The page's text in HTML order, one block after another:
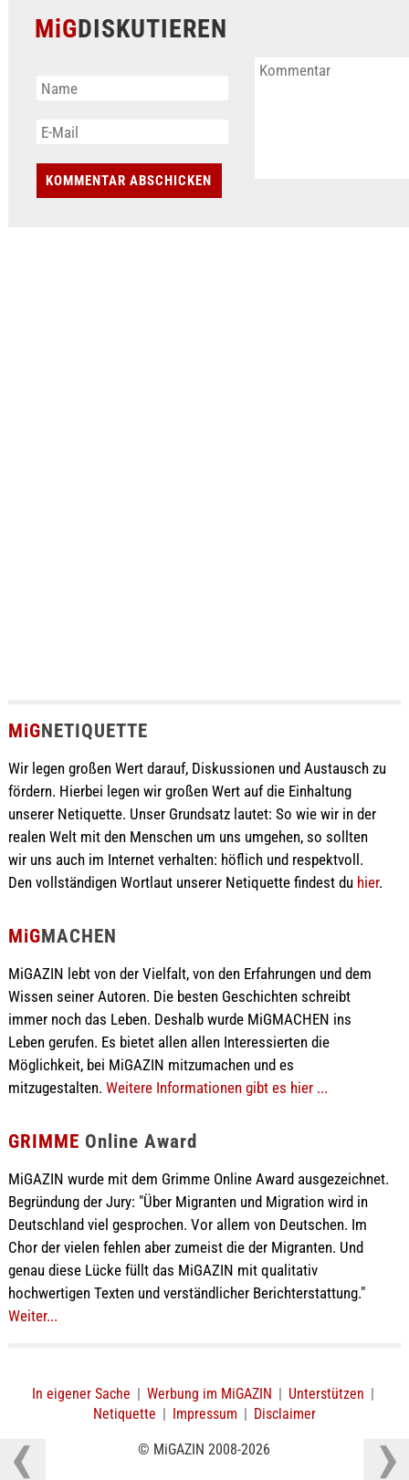
MiGDISKUTIEREN
MiGNETIQUETTE
Wir legen großen Wert darauf, Diskussionen und Austausch zu
fördern. Hierbei legen wir großen Wert auf die Einhaltung
unserer Netiquette. Unser Grundsatz lautet: So wie wir in der
realen Welt mit den Menschen um uns umgehen, so sollten
wir uns auch im Internet verhalten: höflich und respektvoll.
Den vollständigen Wortlaut unserer Netiquette findest du hier.
MiGMACHEN
MiGAZIN lebt von der Vielfalt, von den Erfahrungen und dem
Wissen seiner Autoren. Die besten Geschichten schreibt
immer noch das Leben. Deshalb wurde MiGMACHEN ins
Leben gerufen. Es bietet allen allen Interessierten die
Möglichkeit, bei MiGAZIN mitzumachen und es
mitzugestalten. Weitere Informationen gibt es hier ...
GRIMME Online Award
MiGAZIN wurde mit dem Grimme Online Award ausgezeichnet.
Begründung der Jury: "Über Migranten und Migration wird in
Deutschland viel gesprochen. Vor allem von Deutschen. Im
Chor der vielen fehlen aber zumeist die der Migranten. Und
genau diese Lücke füllt das MiGAZIN mit qualitativ
hochwertigen Texten und verständlicher Berichterstattung."
Weiter...
In eigener Sache | Werbung im MiGAZIN | Unterstützen |
Netiquette | Impressum | Disclaimer
© MiGAZIN 2008-2026